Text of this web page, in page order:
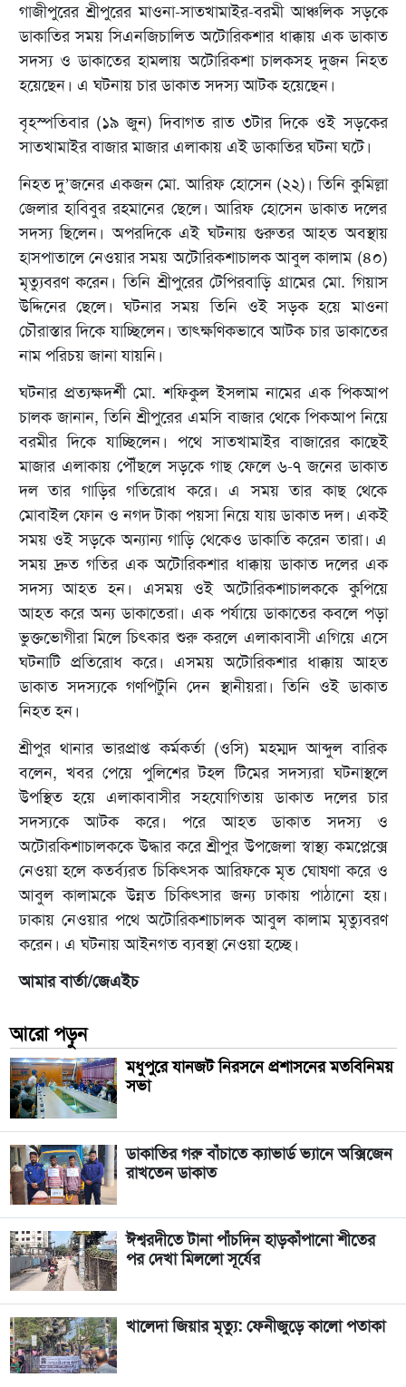
গাজীপুরের শ্রীপুরের মাওনা-সাতখামাইর-বরমী আঞ্চলিক সড়কে
ডাকাতির সময় সিএনজিচালিত অটোরিকশার ধাক্কায় এক ডাকাত
সদস্য ও ডাকাতের হামলায় অটোরিকশা চালকসহ দুজন নিহত
হয়েছেন। এ ঘটনায় চার ডাকাত সদস্য আটক হয়েছেন।
বৃহস্পতিবার (১৯ জুন) দিবাগত রাত ৩টার দিকে ওই সড়কের
সাতখামাইর বাজার মাজার এলাকায় এই ডাকাতির ঘটনা ঘটে।
নিহত দু’জনের একজন মো. আরিফ হোসেন (২২)। তিনি কুমিল্লা
জেলার হাবিবুর রহমানের ছেলে। আরিফ হোসেন ডাকাত দলের
সদস্য ছিলেন। অপরদিকে এই ঘটনায় গুরুতর আহত অবস্থায়
হাসপাতালে নেওয়ার সময় অটোরিকশাচালক আবুল কালাম (৪০)
মৃত্যুবরণ করেন। তিনি শ্রীপুরের টেপিরবাড়ি গ্রামের মো. গিয়াস
উদ্দিনের ছেলে। ঘটনার সময় তিনি ওই সড়ক হয়ে মাওনা
চৌরাস্তার দিকে যাচ্ছিলেন। তাৎক্ষণিকভাবে আটক চার ডাকাতের
নাম পরিচয় জানা যায়নি।
ঘটনার প্রত্যক্ষদর্শী মো. শফিকুল ইসলাম নামের এক পিকআপ
চালক জানান, তিনি শ্রীপুরের এমসি বাজার থেকে পিকআপ নিয়ে
বরমীর দিকে যাচ্ছিলেন। পথে সাতখামাইর বাজারের কাছেই
মাজার এলাকায় পৌঁছলে সড়কে গাছ ফেলে ৬-৭ জনের ডাকাত
দল তার গাড়ির গতিরোধ করে। এ সময় তার কাছ থেকে
মোবাইল ফোন ও নগদ টাকা পয়সা নিয়ে যায় ডাকাত দল। একই
সময় ওই সড়কে অন্যান্য গাড়ি থেকেও ডাকাতি করেন তারা। এ
সময় দ্রুত গতির এক অটোরিকশার ধাক্কায় ডাকাত দলের এক
সদস্য আহত হন। এসময় ওই অটোরিকশাচালককে কুপিয়ে
আহত করে অন্য ডাকাতেরা। এক পর্যায়ে ডাকাতের কবলে পড়া
ভুক্তভোগীরা মিলে চিৎকার শুরু করলে এলাকাবাসী এগিয়ে এসে
ঘটনাটি প্রতিরোধ করে। এসময় অটোরিকশার ধাক্কায় আহত
ডাকাত সদস্যকে গণপিটুনি দেন স্থানীয়রা। তিনি ওই ডাকাত
নিহত হন।
শ্রীপুর থানার ভারপ্রাপ্ত কর্মকর্তা (ওসি) মহম্মদ আব্দুল বারিক
বলেন, খবর পেয়ে পুলিশের টহল টিমের সদস্যরা ঘটনাস্থলে
উপস্থিত হয়ে এলাকাবাসীর সহযোগিতায় ডাকাত দলের চার
সদস্যকে আটক করে। পরে আহত ডাকাত সদস্য ও
অটোরকিশাচালককে উদ্ধার করে শ্রীপুর উপজেলা স্বাস্থ্য কমপ্লেক্সে
নেওয়া হলে কতর্ব্যরত চিকিৎসক আরিফকে মৃত ঘোষণা করে ও
আবুল কালামকে উন্নত চিকিৎসার জন্য ঢাকায় পাঠানো হয়।
ঢাকায় নেওয়ার পথে অটোরিকশাচালক আবুল কালাম মৃত্যুবরণ
করেন। এ ঘটনায় আইনগত ব্যবস্থা নেওয়া হচ্ছে।
আমার বার্তা/জেএইচ
আরো পড়ুন
মধুপুরে যানজট নিরসনে প্রশাসনের মতবিনিময়
সভা
ডাকাতির গরু বাঁচাতে ক্যাভার্ড ভ্যানে অক্সিজেন
রাখতেন ডাকাত
ঈশ্বরদীতে টানা পাঁচদিন হাড়কাঁপানো শীতের
পর দেখা মিললো সূর্যের
খালেদা জিয়ার মৃত্যু: ফেনীজুড়ে কালো পতাকা